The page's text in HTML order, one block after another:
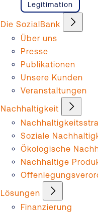
Legitimation
Die SozialBank
Über uns
Presse
Publikationen
Unsere Kunden
Veranstaltungen
Nachhaltigkeit
Soziale
Ökologische
Nachhaltige
Lösungen
Finanzierung